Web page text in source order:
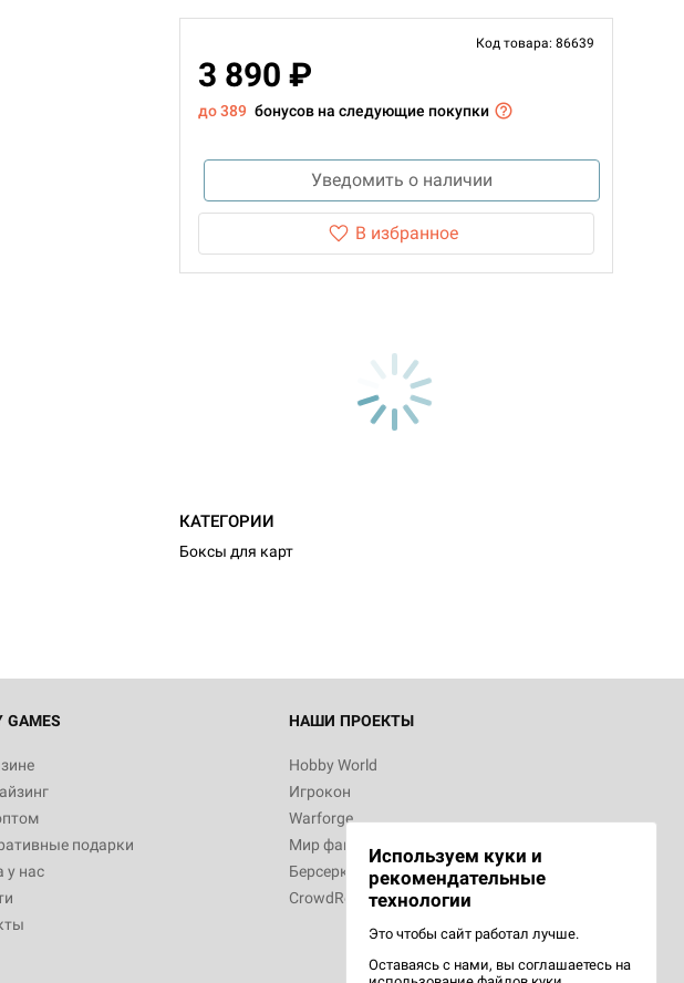
Код товара: 86639
3 890 ₽
до 389 бонусов на следующие покупки
Уведомить о наличии
В избранное
КАТЕГОРИИ
Боксы для карт
GAMES
подарки
у нас
НАШИ ПРОЕКТЫ
Hobby World
Игрокон
Warforge
Мир фантастики
Берсерк
CrowdRepublic
Используем куки и
рекомендательные
технологии
Это чтобы сайт работал лучше.
Оставаясь с нами, вы соглашаетесь на